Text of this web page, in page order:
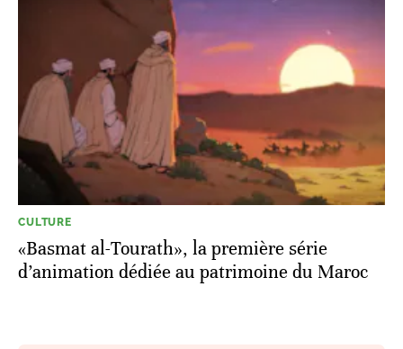
CULTURE
«Basmat al-Tourath», la première série
d’animation dédiée au patrimoine du Maroc